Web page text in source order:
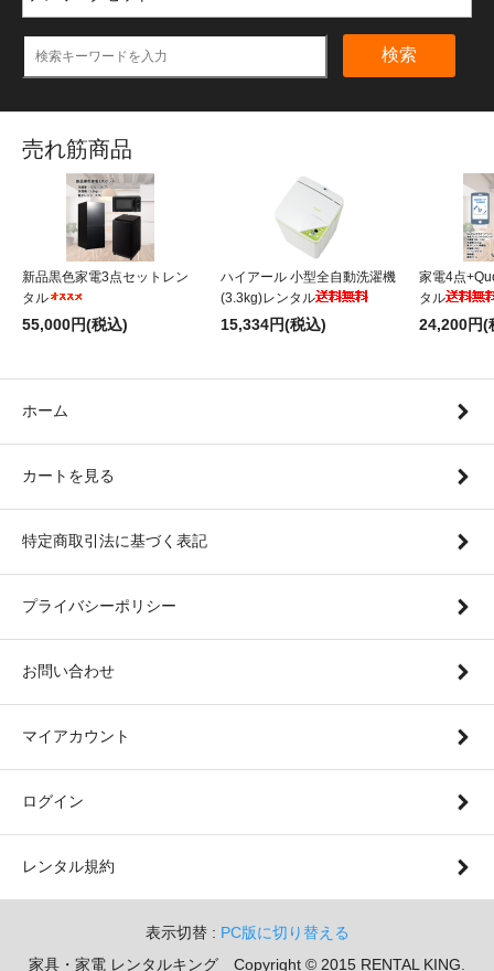
検索
売れ筋商品
新品黒色家電3点セットレン
タル
55,000円(税込)
ハイアール 小型全自動洗濯機
(3.3kg)レンタル
15,334円(税込)
家電4点
タル
24,200円(
ホーム
カートを見る
特定商取引法に基づく表記
プライバシーポリシー
お問い合わせ
マイアカウント
ログイン
レンタル規約
表示切替 : PC版に切り替える
家具・家電 レンタルキング Copyright © 2015 RENTAL KING.